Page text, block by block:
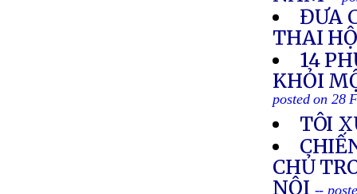
ĐƯA
THAI
14
KHỎI
posted on 28
TÔI
CHỦ
NỘI --